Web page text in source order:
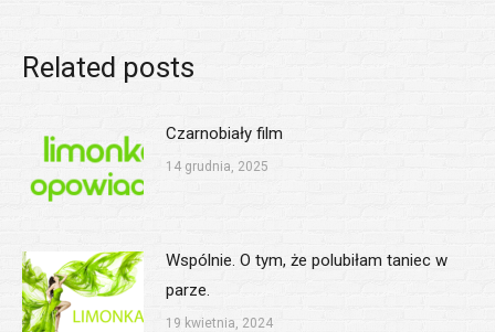
Related posts
Czarnobiały film
14 grudnia, 2025
Wspólnie. O tym, że polubiłam taniec w
parze.
19 kwietnia, 2024